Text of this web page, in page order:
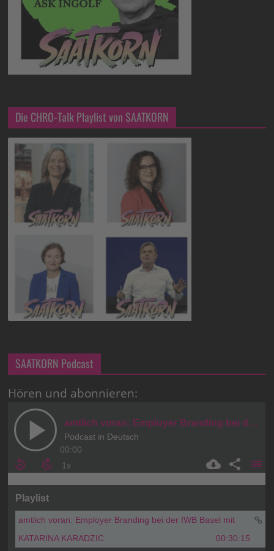
Die CHRO-Talk Playlist von SAATKORN
SAATKORN Podcast
Hören und abonnieren: